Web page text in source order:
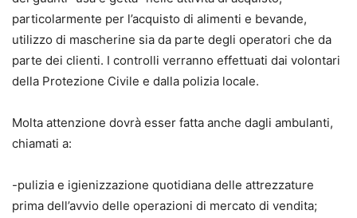
particolarmente per l’acquisto di alimenti e bevande,
utilizzo di mascherine sia da parte degli operatori che da
parte dei clienti. I controlli verranno effettuati dai volontari
della Protezione Civile e dalla polizia locale.
Molta attenzione dovrà esser fatta anche dagli ambulanti,
chiamati a:
-pulizia e igienizzazione quotidiana delle attrezzature
prima dell’avvio delle operazioni di mercato di vendita;